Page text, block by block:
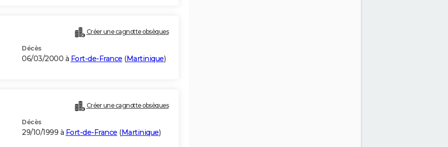
Créer une cagnotte obsèques
Décès
06/03/2000 à Fort-de-France (Martinique)
Créer une cagnotte obsèques
Décès
29/10/1999 à Fort-de-France (Martinique)